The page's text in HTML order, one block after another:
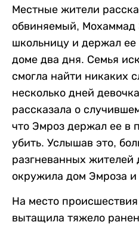
Местные жители
обвиняемый, Мохаммад
школьницу и держал ее
доме два дня. Семья
смогла найти никаких
несколько дней
рассказала о
что Эмроз держал ее в
убить. Услышав это,
разгневанных жителей
окружила дом Эмроза и
На место
вытащила тяжело